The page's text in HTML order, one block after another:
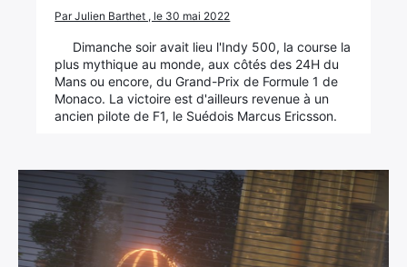
Par Julien Barthet , le 30 mai 2022
Dimanche soir avait lieu l'Indy 500, la course la
plus mythique au monde, aux côtés des 24H du
Mans ou encore, du Grand-Prix de Formule 1 de
Monaco. La victoire est d'ailleurs revenue à un
ancien pilote de F1, le Suédois Marcus Ericsson.